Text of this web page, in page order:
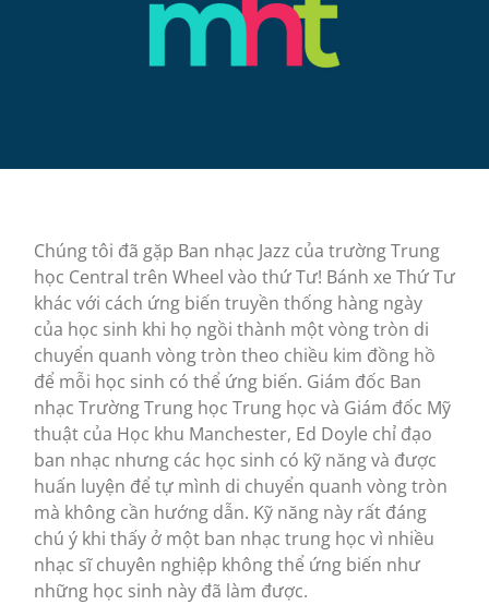
Chúng tôi đã gặp Ban nhạc Jazz của trường Trung
học Central trên Wheel vào thứ Tư! Bánh xe Thứ Tư
khác với cách ứng biến truyền thống hàng ngày
của học sinh khi họ ngồi thành một vòng tròn di
chuyển quanh vòng tròn theo chiều kim đồng hồ
để mỗi học sinh có thể ứng biến. Giám đốc Ban
nhạc Trường Trung học Trung học và Giám đốc Mỹ
thuật của Học khu Manchester, Ed Doyle chỉ đạo
ban nhạc nhưng các học sinh có kỹ năng và được
huấn luyện để tự mình di chuyển quanh vòng tròn
mà không cần hướng dẫn. Kỹ năng này rất đáng
chú ý khi thấy ở một ban nhạc trung học vì nhiều
nhạc sĩ chuyên nghiệp không thể ứng biến như
những học sinh này đã làm được.